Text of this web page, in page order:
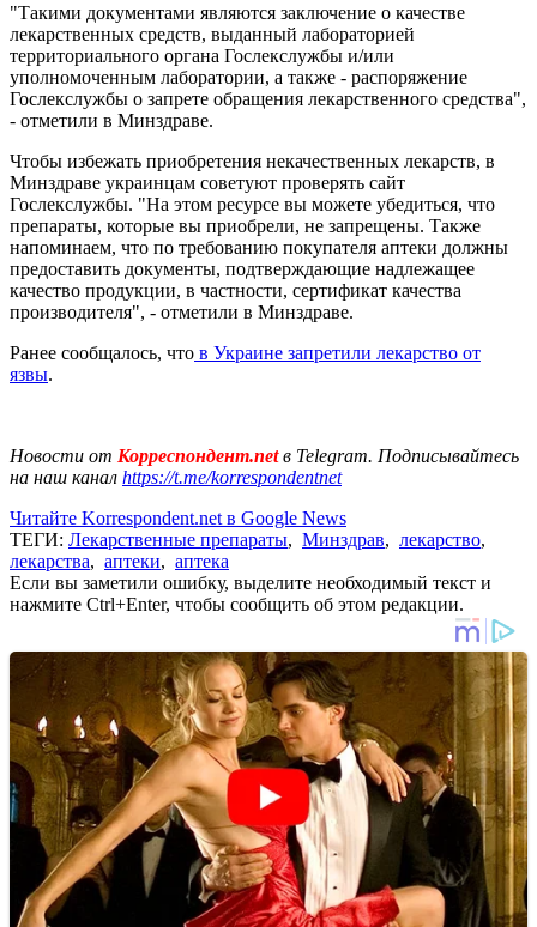
"Такими документами являются заключение о качестве
лекарственных средств, выданный лабораторией
территориального органа Гослекслужбы и/или
уполномоченным лаборатории, а также - распоряжение
Гослекслужбы о запрете обращения лекарственного средства",
- отметили в Минздраве.
Чтобы избежать приобретения некачественных лекарств, в
Минздраве украинцам советуют проверять сайт
Гослекслужбы. "На этом ресурсе вы можете убедиться, что
препараты, которые вы приобрели, не запрещены. Также
напоминаем, что по требованию покупателя аптеки должны
предоставить документы, подтверждающие надлежащее
качество продукции, в частности, сертификат качества
производителя", - отметили в Минздраве.
Ранее сообщалось, что в Украине запретили лекарство от
язвы.
Новости от Корреспондент.netв Telegram. Подписывайтесь
на наш канал https://t.me/korrespondentnet
Читайте Korrespondent.net в Google News
ТЕГИ: Лекарственные препараты, Минздрав, лекарство,
лекарства, аптеки, аптека
Если вы заметили ошибку, выделите необходимый текст и
нажмите Ctrl+Enter, чтобы сообщить об этом редакции.